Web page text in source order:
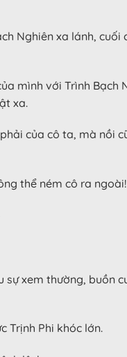
Nghiên xa lánh, cuối
mình với Trình Bạch
xa.
của cô ta, mà nồi
thể ném cô ra ngoài!
sự xem thường, buồn
Trịnh Phi khóc lớn.